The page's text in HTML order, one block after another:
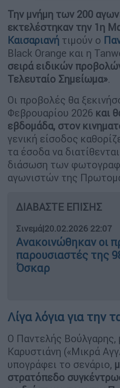
Την μνήμη των 200
εκτελέστηκαν την 1η
Καισαριανή τιμούν ο
Black Orange και η
σειρά ειδικών
Τελευταίο Σημείωμα».
Οι προβολές θα
Φεβρουαρίου 2026 και
εβδομάδα, στον
γενική είσοδος
τα έσοδα να
διάσωση των
αγωνιστών της
ΔΙΑΒΑΣΤΕ ΕΠΙΣΗΣ
Σινεμά|20.02.2026 22:07
Ανακοινώθηκαν οι
παρουσιαστές της
Όσκαρ
Λίγα λόγια για την
Ο Παντελής Βούλγαρης,
Καρυστιάνη («Μικρά
υπογράφει το σενάριο,
στρατόπεδο